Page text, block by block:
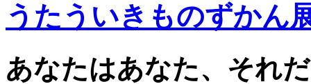
うたういきものずかん
あなたはあなた、それ